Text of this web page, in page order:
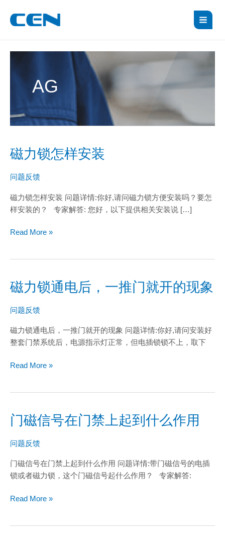
AG
磁力锁怎样安装
问题反馈
磁力锁怎样安装 问题详情:你好,请问磁力锁方便安装吗？要怎
样安装的？ 专家解答: 您好，以下提供相关安装说 […]
磁
力
锁
样
安
Read More »
磁力锁通电后，一推门就开的现象
问题反馈
磁力锁通电后，一推门就开的现象 问题详情:你好,请问安装好
整套门禁系统后，电源指示灯正常，但电插锁锁不上，取下
磁
力
锁
电
后，
推
就
的
现
象
Read More »
门磁信号在门禁上起到什么作用
问题反馈
门磁信号在门禁上起到什么作用 问题详情:带门磁信号的电插
锁或者磁力锁，这个门磁信号起什么作用？ 专家解答:
门
磁
信
在
门
上
到
Read More »